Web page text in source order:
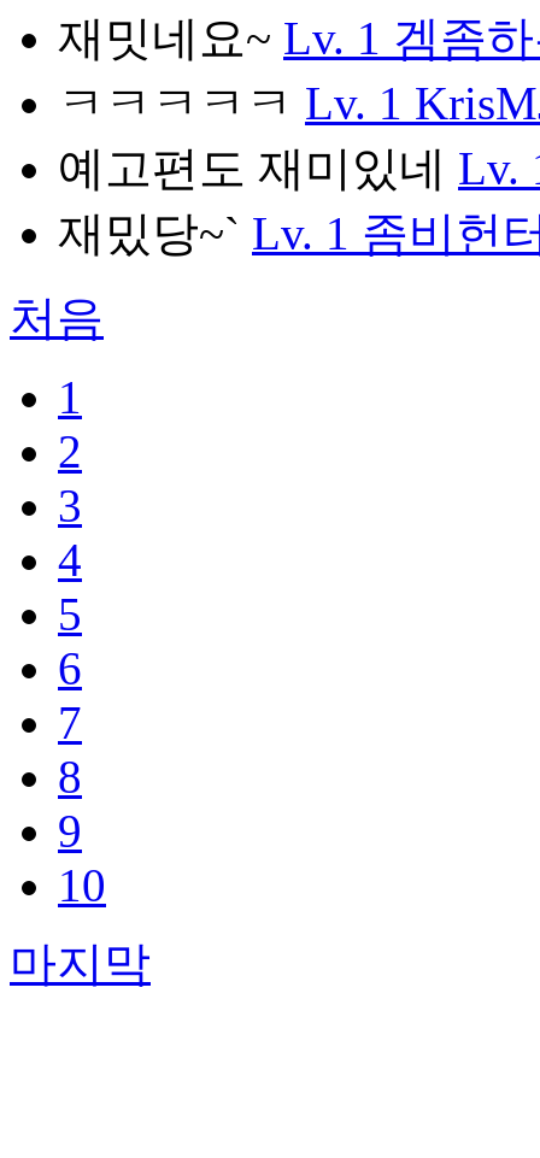
재밋네요~ Lv. 1 겜좀
ㅋㅋㅋㅋㅋ Lv. 1
예고편도 재미있네 Lv.
재밌당~` Lv. 1 좀비헌
처음
1
2
3
4
5
6
7
8
9
10
마지막